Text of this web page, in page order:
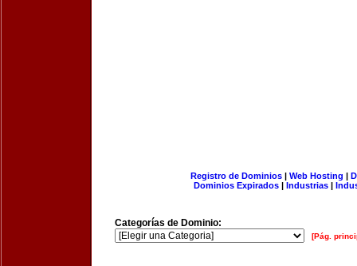
Registro de Dominios| Web Hosting |
Dominios Expirados | Industrias |
Categorías de Dominio:
[Pág.